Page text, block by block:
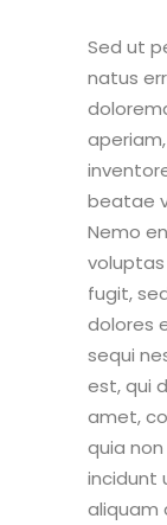
Sed ut
natus
beatae
Nemo
fugit,
dolores
sequi
est, qui
amet,
quia
incidunt
aliquam